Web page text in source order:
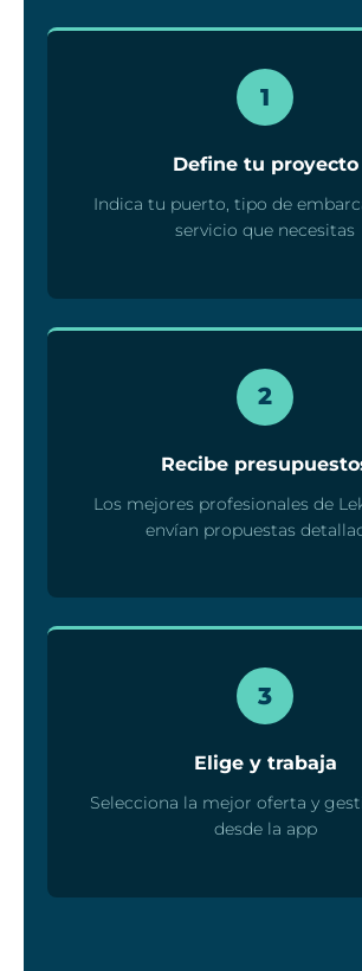
1
Define tu proyecto
Indica tu puerto, tipo de
servicio que necesitas
2
Recibe
Los mejores profesionales de
envían propuestas
3
Elige y trabaja
Selecciona la mejor oferta y
desde la app